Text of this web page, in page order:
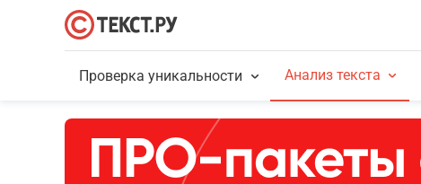
Проверка уникальности Анализ текста